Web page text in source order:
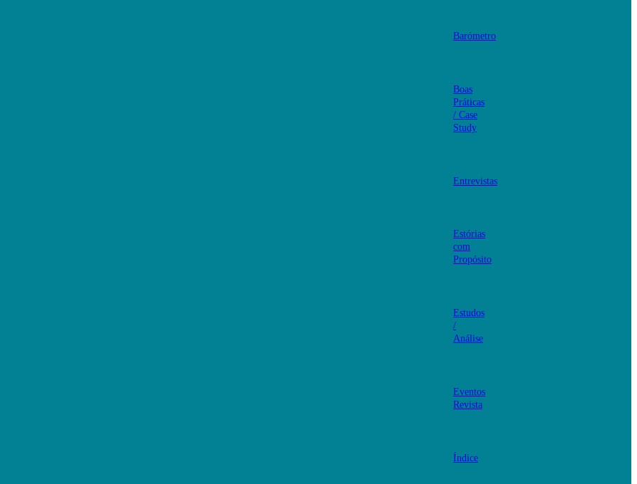
Barómetro
Boas
Práticas
/ Case
Study
Entrevistas
Estórias
com
Propósito
Estudos
/
Análise
Eventos
Revista
Índice